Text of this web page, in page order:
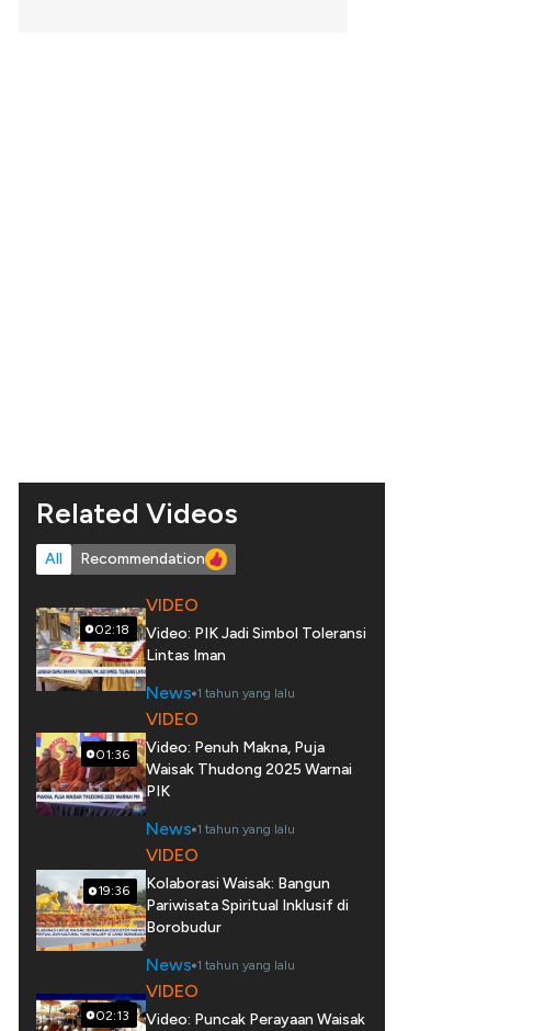
Related Videos
All Recommendation
02:18
VIDEO
Video: PIK Jadi Simbol Toleransi
Lintas Iman
News 1 tahun yang lalu
01:36
VIDEO
Video: Penuh Makna, Puja
Waisak Thudong 2025 Warnai
PIK
News 1 tahun yang lalu
19:36
VIDEO
Kolaborasi Waisak: Bangun
Pariwisata Spiritual Inklusif di
Borobudur
News 1 tahun yang lalu
02:13
VIDEO
Video: Puncak Perayaan Waisak